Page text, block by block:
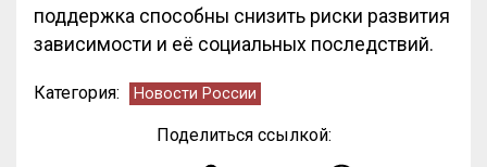
поддержка способны снизить риски развития
зависимости и её социальных последствий.
Категория: Новости России
Поделиться ссылкой: